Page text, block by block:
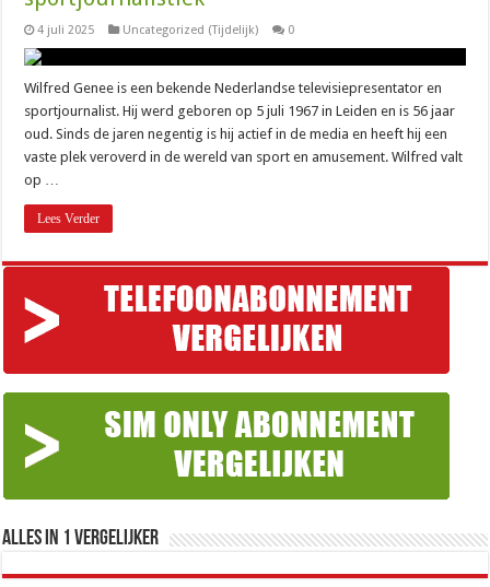
4 juli 2025 Uncategorized (Tijdelijk) 0
Wilfred Genee is een bekende Nederlandse televisiepresentator en
sportjournalist. Hij werd geboren op 5 juli 1967 in Leiden en is 56 jaar
oud. Sinds de jaren negentig is hij actief in de media en heeft hij een
vaste plek veroverd in de wereld van sport en amusement. Wilfred valt
op …
Lees Verder
Alles in 1 Vergelijker